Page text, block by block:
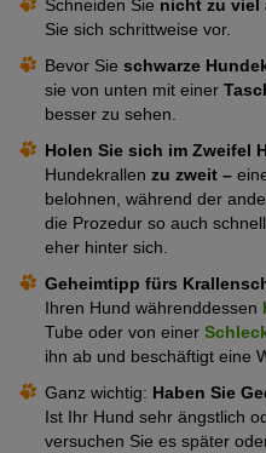
Schneiden Sie nicht zu viel
Sie sich schrittweise vor.
Bevor Sie schwarze
sie von unten mit einer
besser zu sehen.
Holen Sie sich im Zweifel
Hundekrallen zu zweit –
belohnen, während der
die Prozedur so auch
eher hinter sich.
Geheimtipp fürs
Ihren Hund währenddessen
Tube oder von einer
ihn ab und beschäftigt eine
Ganz wichtig: Haben Sie
Ist Ihr Hund sehr ängstlich
versuchen Sie es später